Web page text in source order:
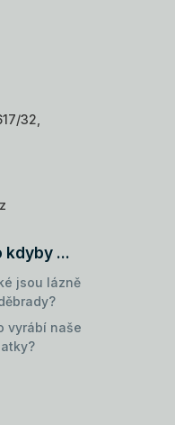
32,
kdyby ...
jsou lázně
vyrábí naše